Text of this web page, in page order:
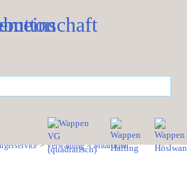
>Verwaltung>Mitarbeiter